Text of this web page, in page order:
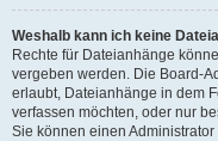
Weshalb kann ich keine
Rechte für Dateianhänge
vergeben werden. Die Board-
erlaubt, Dateianhänge in dem
verfassen möchten, oder nur
Sie können einen